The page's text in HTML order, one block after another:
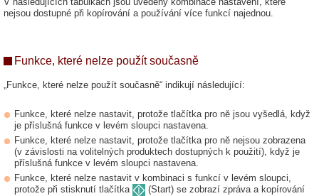
nejsou dostupné při kopírování a používání více funkcí najednou.
Funkce, které nelze použít současně
„Funkce, které nelze použít současně“ indikují následující:
Funkce, které nelze nastavit, protože tlačítka pro ně jsou vyšedlá, když
je příslušná funkce v levém sloupci nastavena.
Funkce, které nelze nastavit, protože tlačítka pro ně nejsou zobrazena
(v závislosti na volitelných produktech dostupných k použití), když je
příslušná funkce v levém sloupci nastavena.
Funkce, které nelze nastavit v kombinaci s funkcí v levém sloupci,
protože při stisknutí tlačítka
(Start) se zobrazí zpráva a kopírování